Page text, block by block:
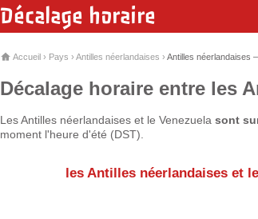
Décalage horaire
Accueil › Pays › Antilles néerlandaises › Antilles néerlandaises
Décalage horaire entre les
Les Antilles néerlandaises et le Venezuela sont
moment l'heure d'été (DST).
les Antilles néerlandaises et